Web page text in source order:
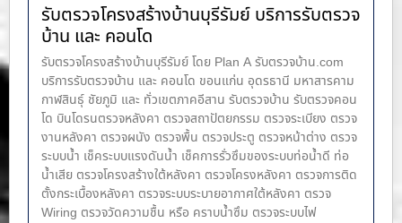
รับตรวจโครงสร้างบ้านบุรีรัมย์ บริการรับตรวจ
บ้าน และ คอนโด
รับตรวจโครงสร้างบ้านบุรีรัมย์ โดย Plan A รับตรวจบ้าน.com
บริการรับตรวจบ้าน และ คอนโด ขอนแก่น อุดรธานี มหาสารคาม
กาฬสินธุ์ ชัยภูมิ และ ทั่วเขตภาคอีสาน รับตรวจบ้าน รับตรวจคอน
โด บินโดรนตรวจหลังคา ตรวจสถาปัตยกรรม ตรวจระเบียง ตรวจ
งานหลังคา ตรวจผนัง ตรวจพื้น ตรวจประตู ตรวจหน้าต่าง​ ตรวจ
ระบบน้ำ เช็คระบบแรงดันน้ำ เช็คการรั่วซึมของระบบท่อน้ำ​ดี ท่อ
น้ำ​เสีย ตรวจโครงสร้างใต้หลังคา ตรวจโครงหลังคา ตรวจการติด
ตั้งกระเบื้องหลังคา ตรวจระบบระบายอากาศใต้หลังคา ตรวจ
Wiring ตรวจวัดความชื้น หรือ คราบน้ำซึม ตรวจระบบไฟ